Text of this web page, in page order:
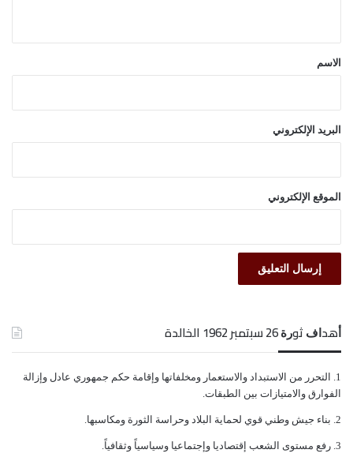
*الاسم
البريد الإلكتروني
الموقع الإلكتروني
ﺃﻫﺪﺍﻑ ﺛﻮﺭﺓ 26 ﺳﺒﺘﻤﺒﺮ 1962 الخالدة
ﺍﻟﺘﺤﺮﺭ ﻣﻦ ﺍﻻﺳﺘﺒﺪﺍﺩ ﻭﺍﻻﺳﺘﻌﻤﺎﺭ ﻭﻣﺨﻠﻔﺎﺗﻬﺎ ﻭﺇﻗﺎﻣﺔ ﺣﻜﻢ ﺟﻤﻬﻮﺭﻱ ﻋﺎﺩﻝ ﻭﺇﺯﺍﻟﺔ
ﺍﻟﻔﻮﺍﺭﻕ ﻭﺍﻻﻣﺘﻴﺎﺯﺍﺕ ﺑﻴﻦ ﺍﻟﻄﺒﻘﺎﺕ.
ﺑﻨﺎﺀ ﺟﻴﺶ ﻭﻃﻨﻲ ﻗﻮﻱ ﻟﺤﻤﺎﻳﺔ ﺍﻟﺒﻼﺩ ﻭﺣﺮﺍﺳﺔ ﺍﻟﺜﻮﺭﺓ ﻭﻣﻜﺎﺳﺒﻬﺎ.
ﺭﻓﻊ ﻣﺴﺘﻮﻯ ﺍﻟﺸﻌﺐ ﺇﻗﺘﺼﺎﺩﻳﺎ ﻭﺇﺟﺘﻤﺎﻋﻴﺎ ﻭﺳﻴﺎﺳﻴﺎً ﻭﺛﻘﺎﻓﻴﺎً.